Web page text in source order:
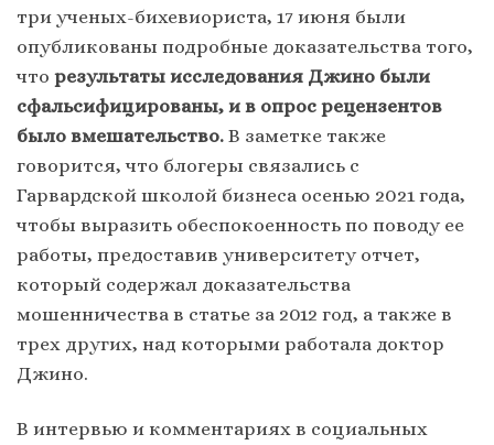
три ученых-бихевиориста, 17 июня были
опубликованы подробные доказательства того,
что результаты исследования Джино были
сфальсифицированы, и в опрос рецензентов
было вмешательство. В заметке также
говорится, что блогеры связались с
Гарвардской школой бизнеса осенью 2021 года,
чтобы выразить обеспокоенность по поводу ее
работы, предоставив университету отчет,
который содержал доказательства
мошенничества в статье за 2012 год, а также в
трех других, над которыми работала доктор
Джино.
В интервью и комментариях в социальных